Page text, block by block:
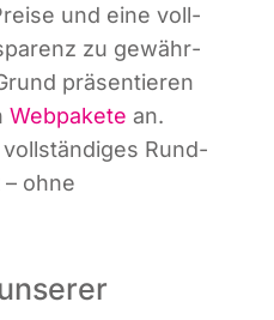
und eine voll­
zu gewähr­
prä­sen­tie­ren
Web­pa­ke­te an.
Rund­
ohne